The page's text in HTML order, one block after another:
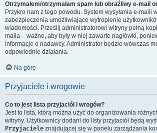
Otrzymałem/otrzymałam spam lub obraźliwy e-mail
Przykro nam z tego powodu. System wysyłania e-maili
zabezpieczenia umożliwiające wytropienie
wiadomości. Prześlij administratorowi witryny pełną
maila – ważne, aby były w niej zawarte nagłówki,
informacje o nadawcy. Administrator będzie wówczas
odpowiednie działania.
Na górę
Przyjaciele i wrogowie
Co to jest lista przyjaciół i wrogów?
Jest to lista, którą można użyć do organizowania
witryny. Użytkownicy dodani do listy przyjaciół będą
Przyjaciele znajdującej się w panelu zarządzania